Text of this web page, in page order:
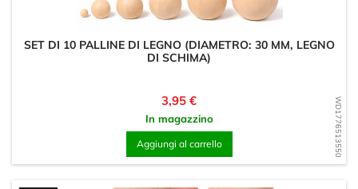
WD1776513550
SET DI 10 PALLINE DI LEGNO (DIAMETRO: 30 MM, LEGNO
DI SCHIMA)
Prezzo
3,95 €
In magazzino
Aggiungi al carrello